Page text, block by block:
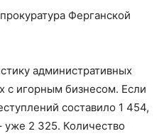
Ферганской
административных
с игорным бизнесом. Если
составило 1 454,
уже 2 325. Количество